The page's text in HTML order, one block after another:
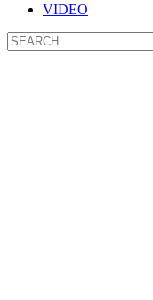
VIDEO
Search
for: